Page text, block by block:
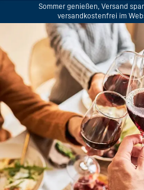
Sommer genießen, Versand
versandkostenfrei im